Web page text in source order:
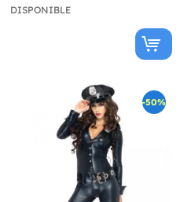
DISPONIBLE
-50%